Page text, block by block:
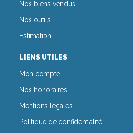
Nos biens vendus
Nos outils
Estimation
LIENS UTILES
Mon compte
Nos honoraires
Mentions légales
Politique de confidentialité